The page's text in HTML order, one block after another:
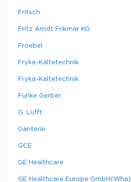
Fritsch
Fritz Arndt Frikmar KG
Froebel
Fryka-Kältetechnik
Fryka-Kaltetechnik
Funke Gerber
G. Lufft
Ganterie
GCE
GE Healthcare
GE Healthcare Europe GmbH(Wha)